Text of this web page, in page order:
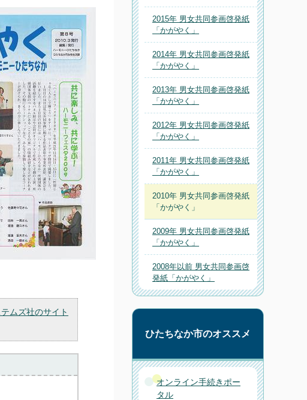
ムズ社のサイト
2015年 男女共同参画啓発紙
「かがやく」
2014年 男女共同参画啓発紙
「かがやく」
2013年 男女共同参画啓発紙
「かがやく」
2012年 男女共同参画啓発紙
「かがやく」
2011年 男女共同参画啓発紙
「かがやく」
2010年 男女共同参画啓発紙
「かがやく」
2009年 男女共同参画啓発紙
「かがやく」
2008年以前 男女共同参画啓
発紙「かがやく」
ひたちなか市のオススメ
オンライン手続きポー
タル